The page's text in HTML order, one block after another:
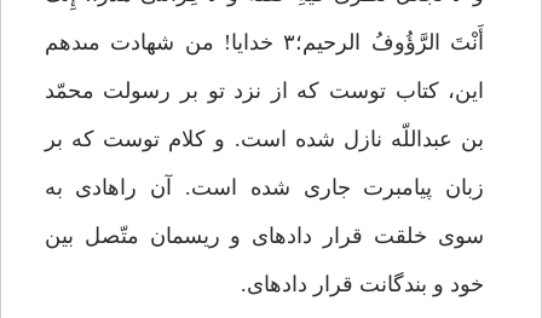
أَنْتَ الرَّؤُوفُ الرحیم؛۳ خدایا! من شهادت مى‏دهم
این، کتاب توست که از نزد تو بر رسولت محمّد
بن عبداللّه نازل شده است. و کلام توست که بر
زبان پیامبرت جارى شده است. آن را‌هادى به
سوى خلقت قرار داده‏اى و ریسمان متّصل بین
خود و بندگانت قرار داده‏اى.